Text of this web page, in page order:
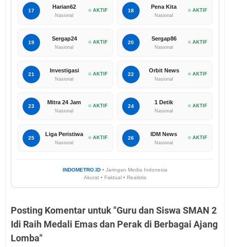
17
Harian62
Nasional
AKTIF 18
Pena Kita
Nasional
AKTIF
19
Sergap24
Nasional
AKTIF 20
Sergap86
Nasional
AKTIF
21
Investigasi
Nasional
AKTIF 22
Orbit News
Nasional
AKTIF
23
Mitra 24 Jam
Nasional
AKTIF 24
1 Detik
Nasional
AKTIF
25
Liga Peristiwa
Nasional
AKTIF 26
IDM News
Nasional
AKTIF
INDOMETRO.ID • Jaringan Media Indonesia
Akurat • Faktual • Realistis
Posting Komentar untuk "Guru dan Siswa SMAN 2
Idi Raih Medali Emas dan Perak di Berbagai Ajang
Lomba"